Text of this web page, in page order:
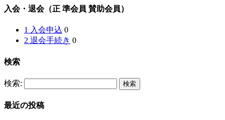
入会・退会（正 準会員 賛助会員）
1 入会申込 0
2 退会手続き 0
検索
検索:
最近の投稿